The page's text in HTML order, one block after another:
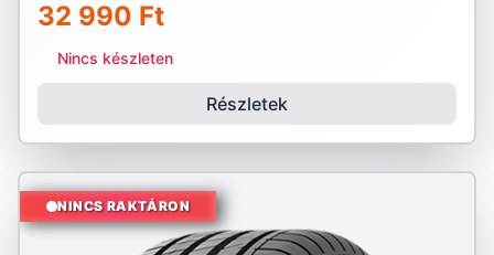
32 990 Ft
Nincs készleten
Részletek
NINCS RAKTÁRON